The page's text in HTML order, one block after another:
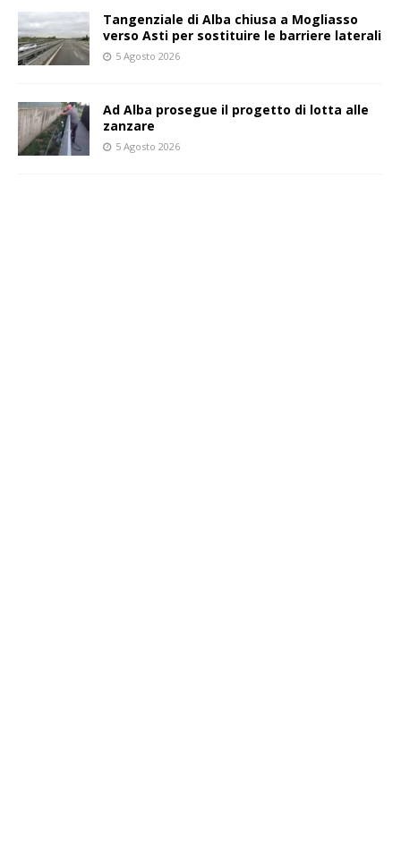
Tangenziale di Alba chiusa a Mogliasso
verso Asti per sostituire le barriere laterali
5 Agosto 2026
Ad Alba prosegue il progetto di lotta alle
zanzare
5 Agosto 2026